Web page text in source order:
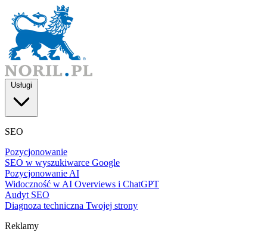
Usługi
SEO
Pozycjonowanie
SEO w wyszukiwarce Google
Pozycjonowanie AI
Widoczność w AI Overviews i ChatGPT
Audyt SEO
Diagnoza techniczna Twojej strony
Reklamy